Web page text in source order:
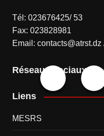
Tél: 023676425/ 53
Fax: 023828981
Email:
Réseaux sociaux
Liens
MESRS